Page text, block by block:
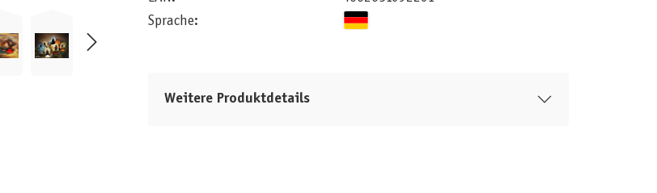
Sprache:
Weitere Produktdetails